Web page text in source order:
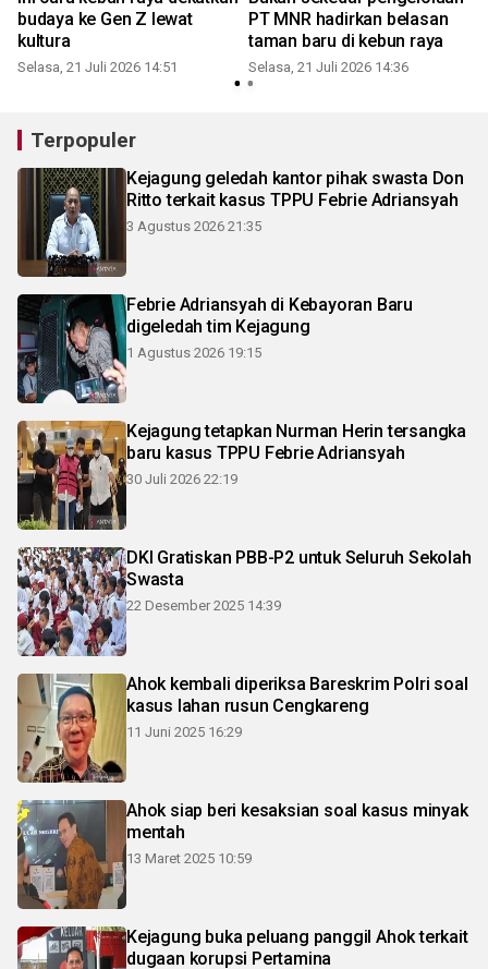
budaya ke Gen Z lewat
kultura
Selasa, 21 Juli 2026 14:51
PT MNR hadirkan belasan
taman baru di kebun raya
Selasa, 21 Juli 2026 14:36
Terpopuler
Kejagung geledah kantor pihak swasta Don
Ritto terkait kasus TPPU Febrie Adriansyah
3 Agustus 2026 21:35
Febrie Adriansyah di Kebayoran Baru
digeledah tim Kejagung
1 Agustus 2026 19:15
Kejagung tetapkan Nurman Herin tersangka
baru kasus TPPU Febrie Adriansyah
30 Juli 2026 22:19
DKI Gratiskan PBB-P2 untuk Seluruh Sekolah
Swasta
22 Desember 2025 14:39
Ahok kembali diperiksa Bareskrim Polri soal
kasus lahan rusun Cengkareng
11 Juni 2025 16:29
Ahok siap beri kesaksian soal kasus minyak
mentah
13 Maret 2025 10:59
Kejagung buka peluang panggil Ahok terkait
dugaan korupsi Pertamina